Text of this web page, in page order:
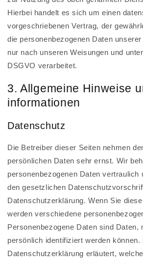
Hierbei handelt es sich um einen
vorgeschriebenen Vertrag, der
die personenbezogenen Daten
nur nach unseren Weisungen und
DSGVO verarbeitet.
3. Allgemeine Hinweise
informationen
Datenschutz
Die Betreiber dieser Seiten nehmen
persönlichen Daten sehr ernst. Wir
personenbezogenen Daten vertraulich
den gesetzlichen
Datenschutzerklärung. Wenn Sie
werden verschiedene
Personenbezogene Daten sind Daten,
persönlich identifiziert werden können.
Datenschutzerklärung erläutert,